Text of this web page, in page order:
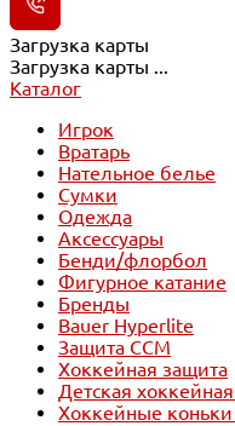
Загрузка карты
Загрузка карты ...
Каталог
Игрок
Вратарь
Нательное белье
Сумки
Одежда
Аксессуары
Бенди/флорбол
Фигурное катание
Бренды
Bauer Hyperlite
Защита CCM
Хоккейная защита
Детская
Хоккейные коньки